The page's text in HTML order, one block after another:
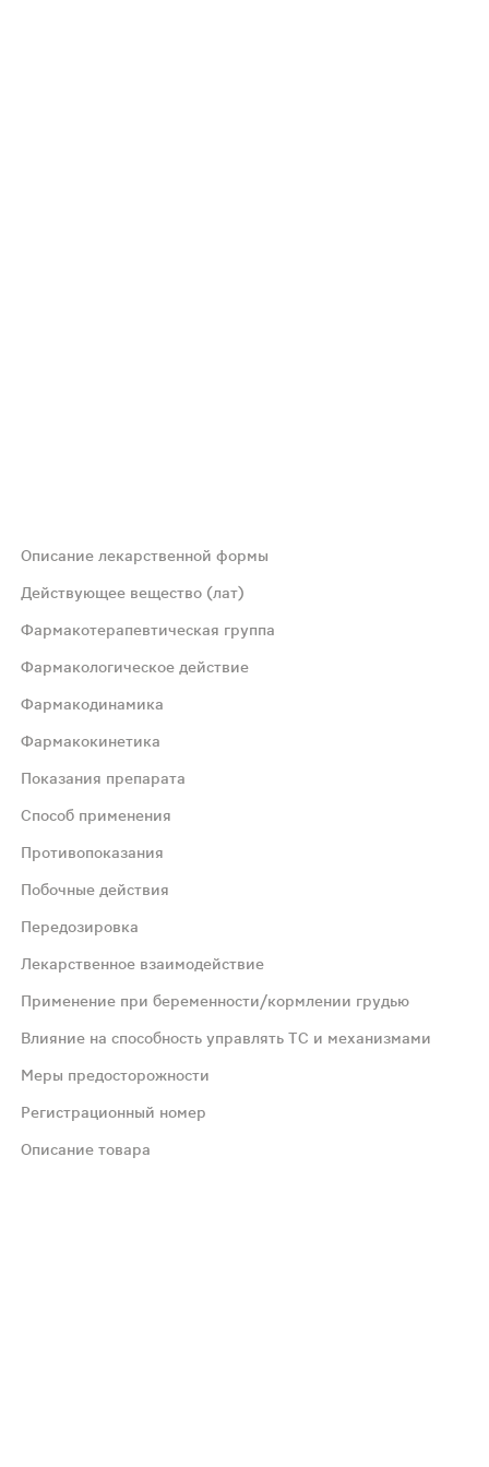
фактора X с образованием фактора Ха
через 2-4 часа после приема таблетки.
происхождения; лечение тромбоза глубоких вен и
клинически значимые активные
большую ортопедическую операцию на нижних
Описание лекарственной формы
Действующее вещество (лат)
Фармакотерапевтическая группа
Фармакологическое действие
Фармакодинамика
Фармакокинетика
Показания препарата
Способ применения
Противопоказания
Побочные действия
Передозировка
Лекарственное взаимодействие
Применение при беременности/кормлении грудью
Влияние на способность управлять ТС и механизмами
Меры предосторожности
Регистрационный номер
Описание товара